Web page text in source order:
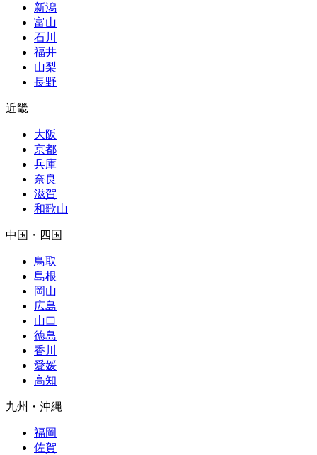
新潟
富山
石川
福井
山梨
長野
近畿
大阪
京都
兵庫
奈良
滋賀
和歌山
中国・四国
鳥取
島根
岡山
広島
山口
徳島
香川
愛媛
高知
九州・沖縄
福岡
佐賀